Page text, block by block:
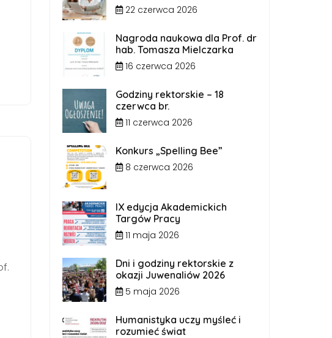
22 czerwca 2026
Nagroda naukowa dla Prof. dr
hab. Tomasza Mielczarka
16 czerwca 2026
Godziny rektorskie – 18
czerwca br.
11 czerwca 2026
Konkurs „Spelling Bee”
8 czerwca 2026
IX edycja Akademickich
Targów Pracy
11 maja 2026
Dni i godziny rektorskie z
okazji Juwenaliów 2026
5 maja 2026
Humanistyka uczy myśleć i
rozumieć świat